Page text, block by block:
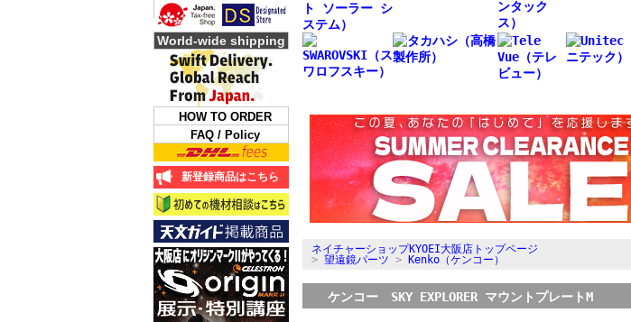
World-wide shipping
HOW TO ORDER
FAQ / Policy
新登録商品はこちら
ネイチャーショップKYOEI大阪店トップページ
> 望遠鏡パーツ > Kenko（ケンコー）
ケンコー SKY EXPLORER マウントプレートM